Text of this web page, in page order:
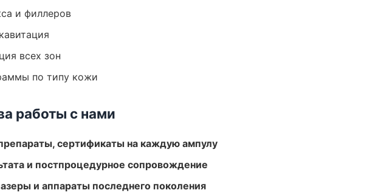
и филлеров
всех зон
по типу кожи
работы с нами
сертификаты на каждую ампулу
и постпроцедурное сопровождение
и аппараты последнего поколения